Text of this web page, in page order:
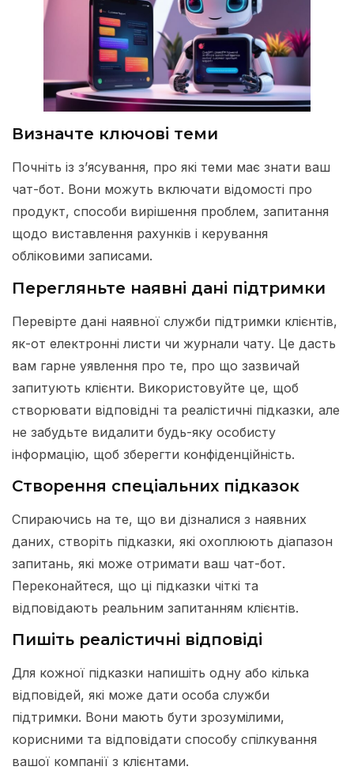
Визначте ключові теми
Почніть із з’ясування, про які теми має знати ваш
чат-бот. Вони можуть включати відомості про
продукт, способи вирішення проблем, запитання
щодо виставлення рахунків і керування
обліковими записами.
Перегляньте наявні дані підтримки
Перевірте дані наявної служби підтримки клієнтів,
як-от електронні листи чи журнали чату. Це дасть
вам гарне уявлення про те, про що зазвичай
запитують клієнти. Використовуйте це, щоб
створювати відповідні та реалістичні підказки, але
не забудьте видалити будь-яку особисту
інформацію, щоб зберегти конфіденційність.
Створення спеціальних підказок
Спираючись на те, що ви дізналися з наявних
даних, створіть підказки, які охоплюють діапазон
запитань, які може отримати ваш чат-бот.
Переконайтеся, що ці підказки чіткі та
відповідають реальним запитанням клієнтів.
Пишіть реалістичні відповіді
Для кожної підказки напишіть одну або кілька
відповідей, які може дати особа служби
підтримки. Вони мають бути зрозумілими,
корисними та відповідати способу спілкування
вашої компанії з клієнтами.